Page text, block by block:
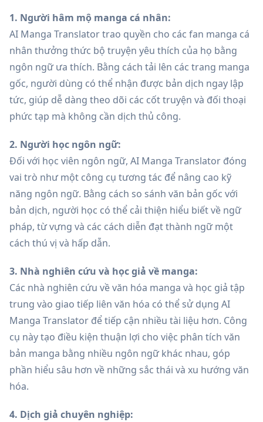
1. Người hâm mộ manga cá nhân:
AI Manga Translator trao quyền cho các fan manga cá
nhân thưởng thức bộ truyện yêu thích của họ bằng
ngôn ngữ ưa thích. Bằng cách tải lên các trang manga
gốc, người dùng có thể nhận được bản dịch ngay lập
tức, giúp dễ dàng theo dõi các cốt truyện và đối thoại
phức tạp mà không cần dịch thủ công.
2. Người học ngôn ngữ:
Đối với học viên ngôn ngữ, AI Manga Translator đóng
vai trò như một công cụ tương tác để nâng cao kỹ
năng ngôn ngữ. Bằng cách so sánh văn bản gốc với
bản dịch, người học có thể cải thiện hiểu biết về ngữ
pháp, từ vựng và các cách diễn đạt thành ngữ một
cách thú vị và hấp dẫn.
3. Nhà nghiên cứu và học giả về manga:
Các nhà nghiên cứu về văn hóa manga và học giả tập
trung vào giao tiếp liên văn hóa có thể sử dụng AI
Manga Translator để tiếp cận nhiều tài liệu hơn. Công
cụ này tạo điều kiện thuận lợi cho việc phân tích văn
bản manga bằng nhiều ngôn ngữ khác nhau, góp
phần hiểu sâu hơn về những sắc thái và xu hướng văn
hóa.
4. Dịch giả chuyên nghiệp: